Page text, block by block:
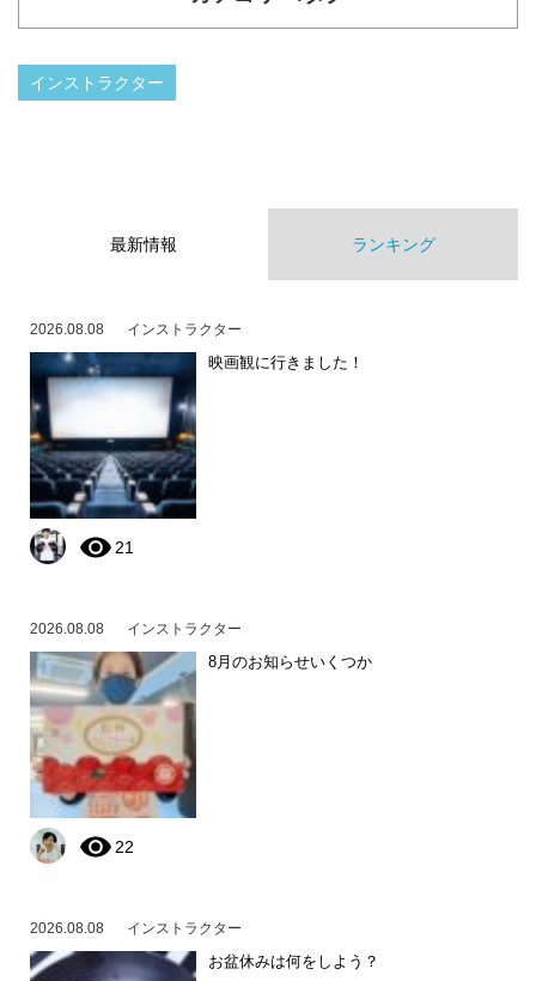
インストラクター
最新情報 ランキング
2026.08.08 インストラクター
映画観に行きました！
21
2026.08.08 インストラクター
8月のお知らせいくつか
22
2026.08.08 インストラクター
お盆休みは何をしよう？